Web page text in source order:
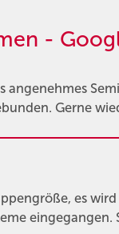
-
angenehmes
Gerne
es